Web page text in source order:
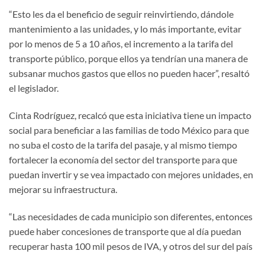
“Esto les da el beneficio de seguir reinvirtiendo, dándole
mantenimiento a las unidades, y lo más importante, evitar
por lo menos de 5 a 10 años, el incremento a la tarifa del
transporte público, porque ellos ya tendrían una manera de
subsanar muchos gastos que ellos no pueden hacer”, resaltó
el legislador.
Cinta Rodríguez, recalcó que esta iniciativa tiene un impacto
social para beneficiar a las familias de todo México para que
no suba el costo de la tarifa del pasaje, y al mismo tiempo
fortalecer la economía del sector del transporte para que
puedan invertir y se vea impactado con mejores unidades, en
mejorar su infraestructura.
“Las necesidades de cada municipio son diferentes, entonces
puede haber concesiones de transporte que al día puedan
recuperar hasta 100 mil pesos de IVA, y otros del sur del país